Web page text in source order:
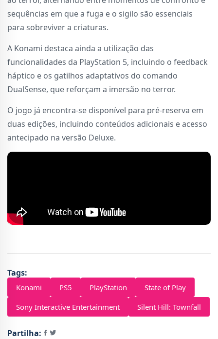
sequências em que a fuga e o sigilo são essenciais
para sobreviver a criaturas.
A Konami destaca ainda a utilização das
funcionalidades da PlayStation 5, incluindo o feedback
háptico e os gatilhos adaptativos do comando
DualSense, que reforçam a imersão no terror.
O jogo já encontra-se disponível para pré-reserva em
duas edições, incluindo conteúdos adicionais e acesso
antecipado na versão Deluxe.
Tags:
Konami PS5 PlayStation
State of Play
Sony Interactive Entertainment
Silent Hill: Townfall
Partilha: